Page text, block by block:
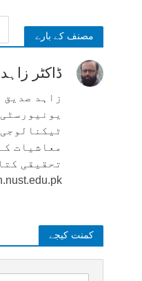
مصنف کے بارے
ڈاکٹر
زاہد صدیق
معاشیات
تحقیقی
کمنت کیجے